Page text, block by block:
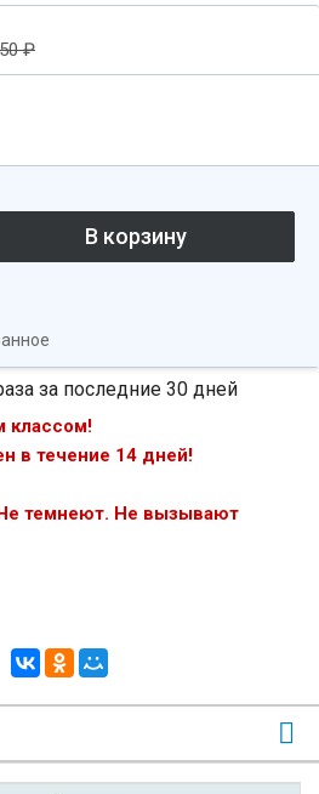
₽
за последние 30 дней
классом!
в течение 14 дней!
темнеют. Не вызывают